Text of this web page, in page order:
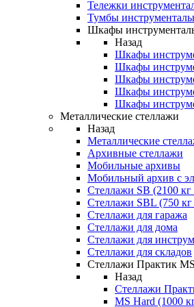
Тележки
Тумбы
Шкафы
Назад
Шкафы
Шкафы
Шкафы
Шкафы
Шкафы
Металлические стеллажи
Назад
Металлические
Архивные стеллажи
Мобильные архивы
Мобильный архив с
Стеллажи SB (2100 кг
Стеллажи SBL (750 кг
Стеллажи для гаража
Стеллажи для дома
Стеллажи для
Стеллажи для складов
Стеллажи Практик MS
Назад
Стеллажи
MS Hard (1000